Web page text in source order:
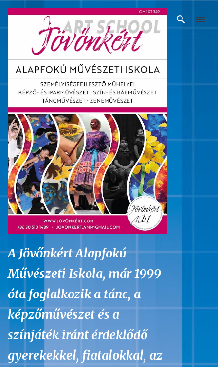
Ugrás a fő tartalomra
A Jövőnkért Alapfokú
Művészeti Iskola, már 1999
óta foglalkozik a tánc, a
képzőművészet és a
színjáték iránt érdeklődő
gyerekekkel, fiatalokkal, az